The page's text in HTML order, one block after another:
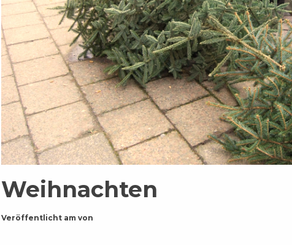
Weihnachten
Veröffentlicht am von